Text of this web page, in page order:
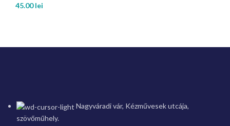
45.00lei
Nagyváradi vár, Kézművesek utcája,
szövőműhely.